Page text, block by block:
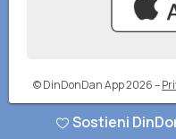
© DinDonDan App 2026–
Sostieni